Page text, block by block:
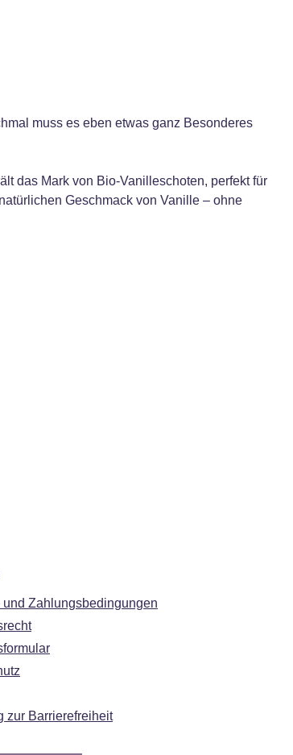
muss es eben etwas ganz Besonderes
das Mark von Bio-Vanilleschoten, perfekt für
Geschmack von Vanille – ohne
und Zahlungsbedingungen
zur Barrierefreiheit